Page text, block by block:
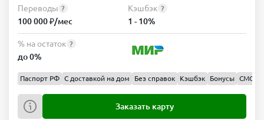
Переводы ?
100 000 ₽/мес
Кэшбэк ?
1 - 10%
% на остаток ?
до 0%
Паспорт РФ С доставкой на дом Без справок Кэшбэк Бонусы СМС 0
Заказать карту